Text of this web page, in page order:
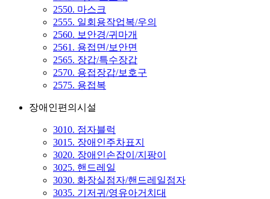
2550. 마스크
2555. 일회용작업복/우의
2560. 보안경/귀마개
2561. 용접면/보안면
2565. 장갑/특수장갑
2570. 용접장갑/보호구
2575. 용접복
장애인편의시설
3010. 점자블럭
3015. 장애인주차표지
3020. 장애인손잡이/지팡이
3025. 핸드레일
3030. 화장실점자/핸드레일점자
3035. 기저귀/영유아거치대